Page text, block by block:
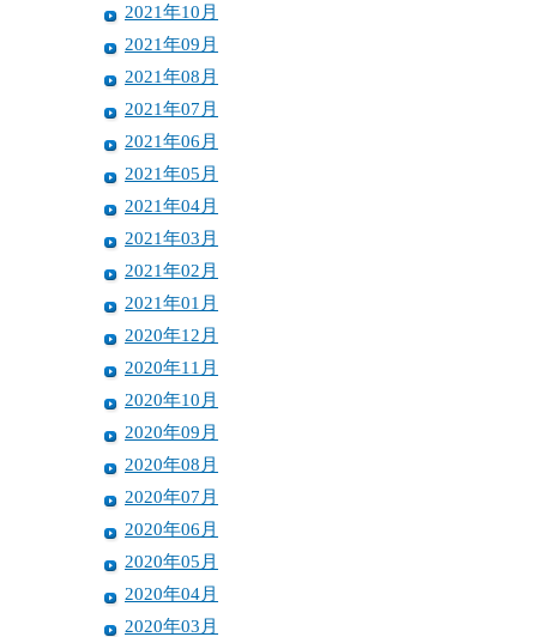
2021年10月
2021年09月
2021年08月
2021年07月
2021年06月
2021年05月
2021年04月
2021年03月
2021年02月
2021年01月
2020年12月
2020年11月
2020年10月
2020年09月
2020年08月
2020年07月
2020年06月
2020年05月
2020年04月
2020年03月